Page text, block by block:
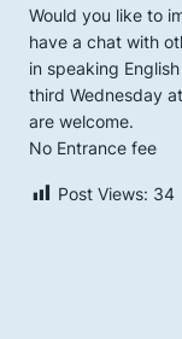
Would you like to
have a chat with
in speaking
third Wednesday
are welcome.
No Entrance fee
Post Views: 34